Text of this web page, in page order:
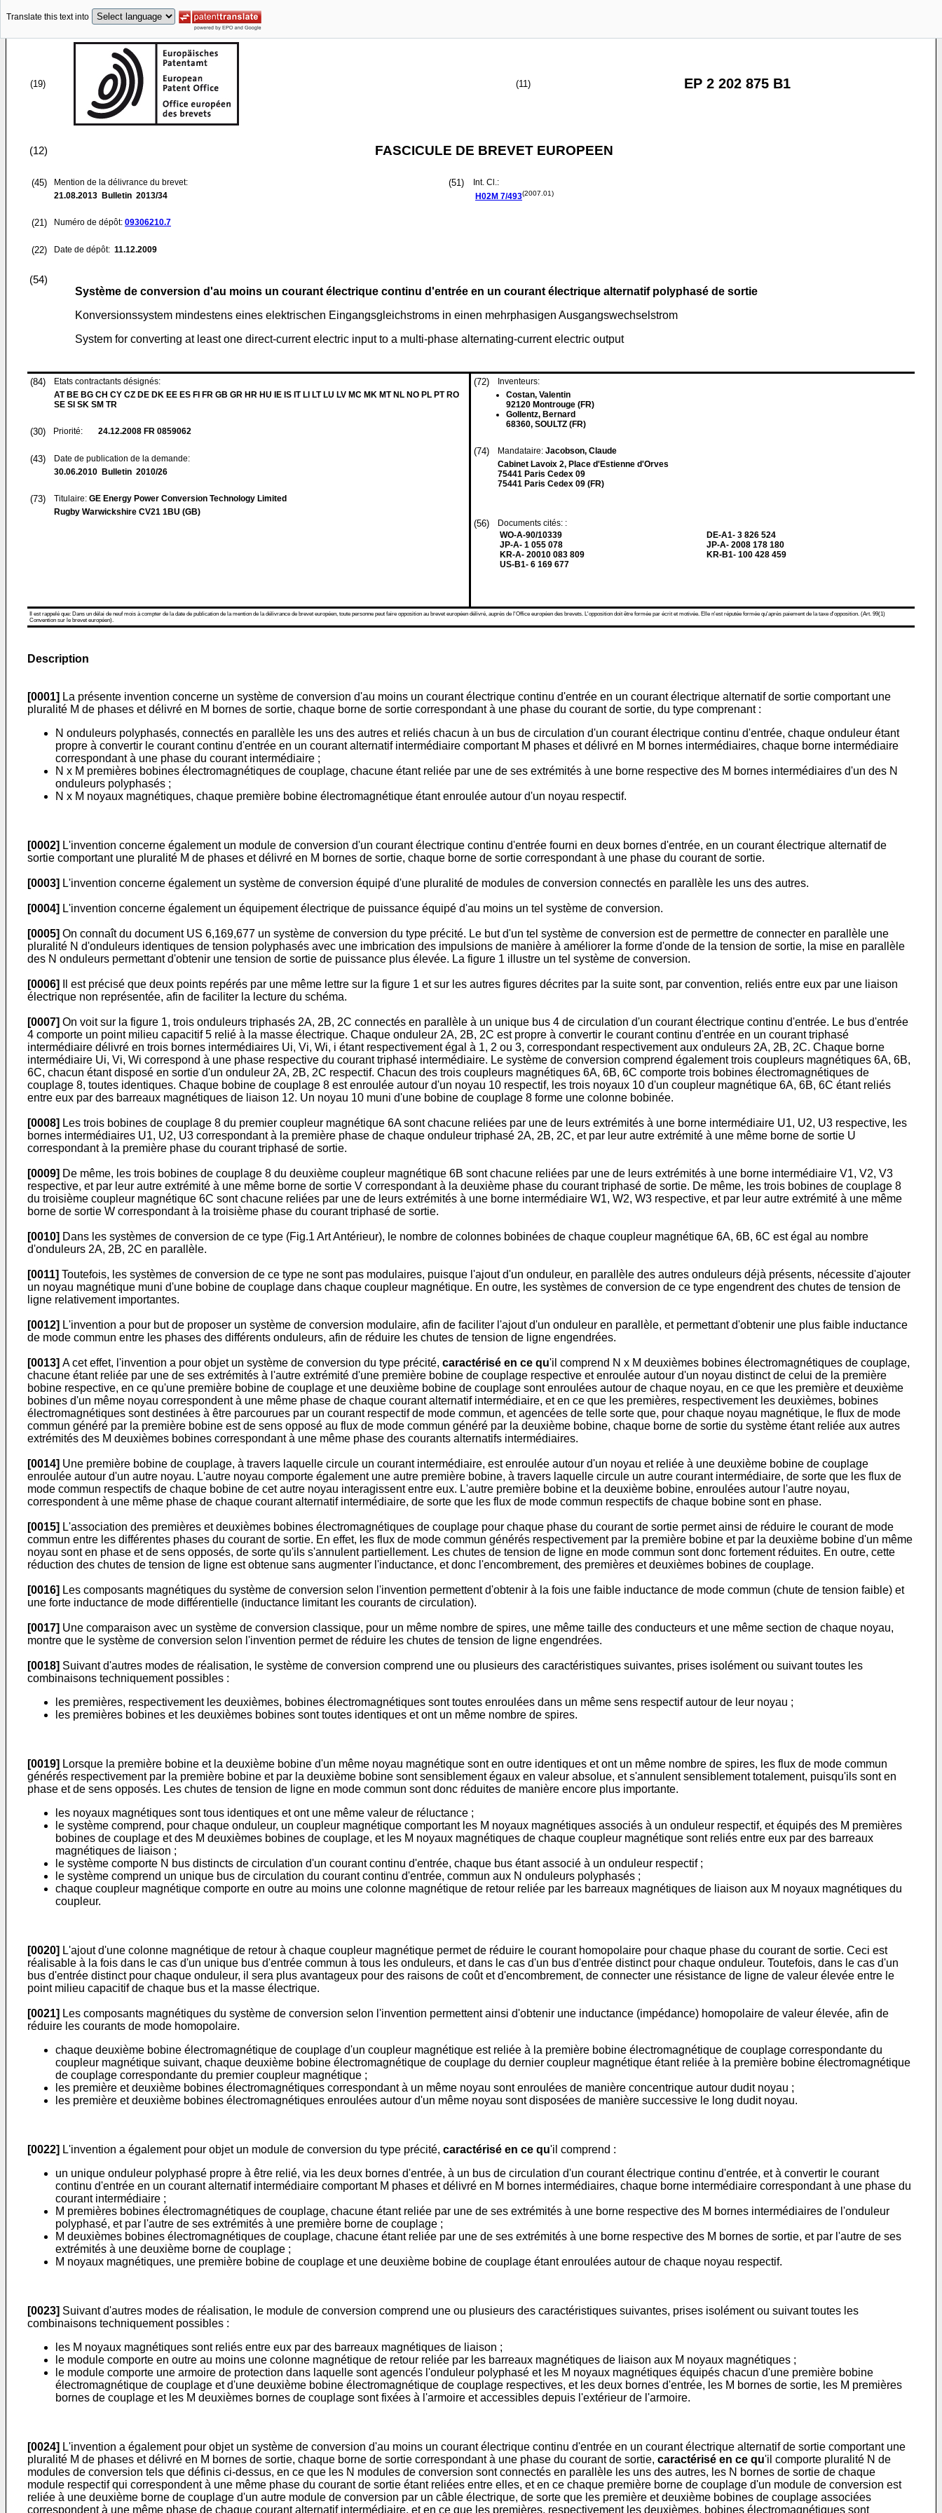
Translate this text into
(19) (11) EP 2 202 875 B1
(12) FASCICULE DE BREVET EUROPEEN
(45)
Mention de la délivrance du brevet:
21.08.2013 Bulletin 2013/34
(21) Numéro de dépôt: 09306210.7
(22) Date de dépôt: 11.12.2009
(51)
Int. Cl.:
H02M 7/493(2007.01)
(54)
Système de conversion d'au moins un courant électrique continu d'entrée en un courant électrique alternatif polyphasé de sortie
Konversionssystem mindestens eines elektrischen Eingangsgleichstroms in einen mehrphasigen Ausgangswechselstrom
System for converting at least one direct-current electric input to a multi-phase alternating-current electric output
(84)
Etats contractants désignés:
AT BE BG CH CY CZ DE DK EE ES FI FR GB GR HR HU IE IS IT LI LT LU LV MC MK MT NL NO PL PT RO
SE SI SK SM TR
(30) Priorité: 24.12.2008 FR 0859062
(43)
Date de publication de la demande:
30.06.2010 Bulletin 2010/26
(73) Titulaire: GE Energy Power Conversion Technology Limited
Rugby Warwickshire CV21 1BU (GB)
(72)
Inventeurs:
Costan, Valentin
92120 Montrouge (FR)
Gollentz, Bernard
68360, SOULTZ (FR)
(74) Mandataire: Jacobson, Claude
Cabinet Lavoix 2, Place d'Estienne d'Orves
75441 Paris Cedex 09
75441 Paris Cedex 09 (FR)
(56)
Documents cités: :
WO-A-90/10339
JP-A- 1 055 078
KR-A- 20010 083 809
US-B1- 6 169 677
DE-A1- 3 826 524
JP-A- 2008 178 180
KR-B1- 100 428 459
Il est rappelé que: Dans un délai de neuf mois à compter de la date de publication de la mention de la délivrance de brevet européen, toute personne peut faire opposition au brevet européen délivré, auprès de l'Office européen des brevets. L'opposition doit être formée par écrit et motivée. Elle n'est réputée formée qu'après paiement de la taxe d'opposition. (Art. 99(1)
Convention sur le brevet européen).
Description
[0001] La présente invention concerne un système de conversion d'au moins un courant électrique continu d'entrée en un courant électrique alternatif de sortie comportant une
pluralité M de phases et délivré en M bornes de sortie, chaque borne de sortie correspondant à une phase du courant de sortie, du type comprenant :
N onduleurs polyphasés, connectés en parallèle les uns des autres et reliés chacun à un bus de circulation d'un courant électrique continu d'entrée, chaque onduleur étant
propre à convertir le courant continu d'entrée en un courant alternatif intermédiaire comportant M phases et délivré en M bornes intermédiaires, chaque borne intermédiaire
correspondant à une phase du courant intermédiaire ;
N x M premières bobines électromagnétiques de couplage, chacune étant reliée par une de ses extrémités à une borne respective des M bornes intermédiaires d'un des N
onduleurs polyphasés ;
N x M noyaux magnétiques, chaque première bobine électromagnétique étant enroulée autour d'un noyau respectif.
[0002] L'invention concerne également un module de conversion d'un courant électrique continu d'entrée fourni en deux bornes d'entrée, en un courant électrique alternatif de
sortie comportant une pluralité M de phases et délivré en M bornes de sortie, chaque borne de sortie correspondant à une phase du courant de sortie.
[0003] L'invention concerne également un système de conversion équipé d'une pluralité de modules de conversion connectés en parallèle les uns des autres.
[0004] L'invention concerne également un équipement électrique de puissance équipé d'au moins un tel système de conversion.
[0005] On connaît du document US 6,169,677 un système de conversion du type précité. Le but d'un tel système de conversion est de permettre de connecter en parallèle une
pluralité N d'onduleurs identiques de tension polyphasés avec une imbrication des impulsions de manière à améliorer la forme d'onde de la tension de sortie, la mise en parallèle
des N onduleurs permettant d'obtenir une tension de sortie de puissance plus élevée. La figure 1 illustre un tel système de conversion.
[0006]
Il est précisé que deux points repérés par une même lettre sur la figure 1 et sur les autres figures décrites par la suite sont, par convention, reliés entre eux par une liaison
électrique non représentée, afin de faciliter la lecture du schéma.
[0007] On voit sur la figure 1, trois onduleurs triphasés 2A, 2B, 2C connectés en parallèle à un unique bus 4 de circulation d'un courant électrique continu d'entrée. Le bus d'entrée
4 comporte un point milieu capacitif 5 relié à la masse électrique. Chaque onduleur 2A, 2B, 2C est propre à convertir le courant continu d'entrée en un courant triphasé
intermédiaire délivré en trois bornes intermédiaires Ui, Vi, Wi, i étant respectivement égal à 1, 2 ou 3, correspondant respectivement aux onduleurs 2A, 2B, 2C. Chaque borne
intermédiaire Ui, Vi, Wi correspond à une phase respective du courant triphasé intermédiaire. Le système de conversion comprend également trois coupleurs magnétiques 6A, 6B,
6C, chacun étant disposé en sortie d'un onduleur 2A, 2B, 2C respectif. Chacun des trois coupleurs magnétiques 6A, 6B, 6C comporte trois bobines électromagnétiques de
couplage 8, toutes identiques. Chaque bobine de couplage 8 est enroulée autour d'un noyau 10 respectif, les trois noyaux 10 d'un coupleur magnétique 6A, 6B, 6C étant reliés
entre eux par des barreaux magnétiques de liaison 12. Un noyau 10 muni d'une bobine de couplage 8 forme une colonne bobinée.
[0008] Les trois bobines de couplage 8 du premier coupleur magnétique 6A sont chacune reliées par une de leurs extrémités à une borne intermédiaire U1, U2, U3 respective, les
bornes intermédiaires U1, U2, U3 correspondant à la première phase de chaque onduleur triphasé 2A, 2B, 2C, et par leur autre extrémité à une même borne de sortie U
correspondant à la première phase du courant triphasé de sortie.
[0009] De même, les trois bobines de couplage 8 du deuxième coupleur magnétique 6B sont chacune reliées par une de leurs extrémités à une borne intermédiaire V1, V2, V3
respective, et par leur autre extrémité à une même borne de sortie V correspondant à la deuxième phase du courant triphasé de sortie. De même, les trois bobines de couplage 8
du troisième coupleur magnétique 6C sont chacune reliées par une de leurs extrémités à une borne intermédiaire W1, W2, W3 respective, et par leur autre extrémité à une même
borne de sortie W correspondant à la troisième phase du courant triphasé de sortie.
[0010] Dans les systèmes de conversion de ce type (Fig.1 Art Antérieur), le nombre de colonnes bobinées de chaque coupleur magnétique 6A, 6B, 6C est égal au nombre
d'onduleurs 2A, 2B, 2C en parallèle.
[0011] Toutefois, les systèmes de conversion de ce type ne sont pas modulaires, puisque l'ajout d'un onduleur, en parallèle des autres onduleurs déjà présents, nécessite d'ajouter
un noyau magnétique muni d'une bobine de couplage dans chaque coupleur magnétique. En outre, les systèmes de conversion de ce type engendrent des chutes de tension de
ligne relativement importantes.
[0012] L'invention a pour but de proposer un système de conversion modulaire, afin de faciliter l'ajout d'un onduleur en parallèle, et permettant d'obtenir une plus faible inductance
de mode commun entre les phases des différents onduleurs, afin de réduire les chutes de tension de ligne engendrées.
[0013] A cet effet, l'invention a pour objet un système de conversion du type précité, caractérisé en ce qu'il comprend N x M deuxièmes bobines électromagnétiques de couplage,
chacune étant reliée par une de ses extrémités à l'autre extrémité d'une première bobine de couplage respective et enroulée autour d'un noyau distinct de celui de la première
bobine respective, en ce qu'une première bobine de couplage et une deuxième bobine de couplage sont enroulées autour de chaque noyau, en ce que les première et deuxième
bobines d'un même noyau correspondent à une même phase de chaque courant alternatif intermédiaire, et en ce que les premières, respectivement les deuxièmes, bobines
électromagnétiques sont destinées à être parcourues par un courant respectif de mode commun, et agencées de telle sorte que, pour chaque noyau magnétique, le flux de mode
commun généré par la première bobine est de sens opposé au flux de mode commun généré par la deuxième bobine, chaque borne de sortie du système étant reliée aux autres
extrémités des M deuxièmes bobines correspondant à une même phase des courants alternatifs intermédiaires.
[0014] Une première bobine de couplage, à travers laquelle circule un courant intermédiaire, est enroulée autour d'un noyau et reliée à une deuxième bobine de couplage
enroulée autour d'un autre noyau. L'autre noyau comporte également une autre première bobine, à travers laquelle circule un autre courant intermédiaire, de sorte que les flux de
mode commun respectifs de chaque bobine de cet autre noyau interagissent entre eux. L'autre première bobine et la deuxième bobine, enroulées autour l'autre noyau,
correspondent à une même phase de chaque courant alternatif intermédiaire, de sorte que les flux de mode commun respectifs de chaque bobine sont en phase.
[0015] L'association des premières et deuxièmes bobines électromagnétiques de couplage pour chaque phase du courant de sortie permet ainsi de réduire le courant de mode
commun entre les différentes phases du courant de sortie. En effet, les flux de mode commun générés respectivement par la première bobine et par la deuxième bobine d'un même
noyau sont en phase et de sens opposés, de sorte qu'ils s'annulent partiellement. Les chutes de tension de ligne en mode commun sont donc fortement réduites. En outre, cette
réduction des chutes de tension de ligne est obtenue sans augmenter l'inductance, et donc l'encombrement, des premières et deuxièmes bobines de couplage.
[0016] Les composants magnétiques du système de conversion selon l'invention permettent d'obtenir à la fois une faible inductance de mode commun (chute de tension faible) et
une forte inductance de mode différentielle (inductance limitant les courants de circulation).
[0017] Une comparaison avec un système de conversion classique, pour un même nombre de spires, une même taille des conducteurs et une même section de chaque noyau,
montre que le système de conversion selon l'invention permet de réduire les chutes de tension de ligne engendrées.
[0018] Suivant d'autres modes de réalisation, le système de conversion comprend une ou plusieurs des caractéristiques suivantes, prises isolément ou suivant toutes les
combinaisons techniquement possibles :
les premières, respectivement les deuxièmes, bobines électromagnétiques sont toutes enroulées dans un même sens respectif autour de leur noyau ;
les premières bobines et les deuxièmes bobines sont toutes identiques et ont un même nombre de spires.
[0019] Lorsque la première bobine et la deuxième bobine d'un même noyau magnétique sont en outre identiques et ont un même nombre de spires, les flux de mode commun
générés respectivement par la première bobine et par la deuxième bobine sont sensiblement égaux en valeur absolue, et s'annulent sensiblement totalement, puisqu'ils sont en
phase et de sens opposés. Les chutes de tension de ligne en mode commun sont donc réduites de manière encore plus importante.
les noyaux magnétiques sont tous identiques et ont une même valeur de réluctance ;
le système comprend, pour chaque onduleur, un coupleur magnétique comportant les M noyaux magnétiques associés à un onduleur respectif, et équipés des M premières
bobines de couplage et des M deuxièmes bobines de couplage, et les M noyaux magnétiques de chaque coupleur magnétique sont reliés entre eux par des barreaux
magnétiques de liaison ;
le système comporte N bus distincts de circulation d'un courant continu d'entrée, chaque bus étant associé à un onduleur respectif ;
le système comprend un unique bus de circulation du courant continu d'entrée, commun aux N onduleurs polyphasés ;
chaque coupleur magnétique comporte en outre au moins une colonne magnétique de retour reliée par les barreaux magnétiques de liaison aux M noyaux magnétiques du
coupleur.
[0020] L'ajout d'une colonne magnétique de retour à chaque coupleur magnétique permet de réduire le courant homopolaire pour chaque phase du courant de sortie. Ceci est
réalisable à la fois dans le cas d'un unique bus d'entrée commun à tous les onduleurs, et dans le cas d'un bus d'entrée distinct pour chaque onduleur. Toutefois, dans le cas d'un
bus d'entrée distinct pour chaque onduleur, il sera plus avantageux pour des raisons de coût et d'encombrement, de connecter une résistance de ligne de valeur élevée entre le
point milieu capacitif de chaque bus et la masse électrique.
[0021] Les composants magnétiques du système de conversion selon l'invention permettent ainsi d'obtenir une inductance (impédance) homopolaire de valeur élevée, afin de
réduire les courants de mode homopolaire.
chaque deuxième bobine électromagnétique de couplage d'un coupleur magnétique est reliée à la première bobine électromagnétique de couplage correspondante du
coupleur magnétique suivant, chaque deuxième bobine électromagnétique de couplage du dernier coupleur magnétique étant reliée à la première bobine électromagnétique
de couplage correspondante du premier coupleur magnétique ;
les première et deuxième bobines électromagnétiques correspondant à un même noyau sont enroulées de manière concentrique autour dudit noyau ;
les première et deuxième bobines électromagnétiques enroulées autour d'un même noyau sont disposées de manière successive le long dudit noyau.
[0022] L'invention a également pour objet un module de conversion du type précité, caractérisé en ce qu'il comprend :
un unique onduleur polyphasé propre à être relié, via les deux bornes d'entrée, à un bus de circulation d'un courant électrique continu d'entrée, et à convertir le courant
continu d'entrée en un courant alternatif intermédiaire comportant M phases et délivré en M bornes intermédiaires, chaque borne intermédiaire correspondant à une phase du
courant intermédiaire ;
M premières bobines électromagnétiques de couplage, chacune étant reliée par une de ses extrémités à une borne respective des M bornes intermédiaires de l'onduleur
polyphasé, et par l'autre de ses extrémités à une première borne de couplage ;
M deuxièmes bobines électromagnétiques de couplage, chacune étant reliée par une de ses extrémités à une borne respective des M bornes de sortie, et par l'autre de ses
extrémités à une deuxième borne de couplage ;
M noyaux magnétiques, une première bobine de couplage et une deuxième bobine de couplage étant enroulées autour de chaque noyau respectif.
[0023] Suivant d'autres modes de réalisation, le module de conversion comprend une ou plusieurs des caractéristiques suivantes, prises isolément ou suivant toutes les
combinaisons techniquement possibles :
les M noyaux magnétiques sont reliés entre eux par des barreaux magnétiques de liaison ;
le module comporte en outre au moins une colonne magnétique de retour reliée par les barreaux magnétiques de liaison aux M noyaux magnétiques ;
le module comporte une armoire de protection dans laquelle sont agencés l'onduleur polyphasé et les M noyaux magnétiques équipés chacun d'une première bobine
électromagnétique de couplage et d'une deuxième bobine électromagnétique de couplage respectives, et les deux bornes d'entrée, les M bornes de sortie, les M premières
bornes de couplage et les M deuxièmes bornes de couplage sont fixées à l'armoire et accessibles depuis l'extérieur de l'armoire.
[0024] L'invention a également pour objet un système de conversion d'au moins un courant électrique continu d'entrée en un courant électrique alternatif de sortie comportant une
pluralité M de phases et délivré en M bornes de sortie, chaque borne de sortie correspondant à une phase du courant de sortie, caractérisé en ce qu'il comporte pluralité N de
modules de conversion tels que définis ci-dessus, en ce que les N modules de conversion sont connectés en parallèle les uns des autres, les N bornes de sortie de chaque
module respectif qui correspondent à une même phase du courant de sortie étant reliées entre elles, et en ce chaque première borne de couplage d'un module de conversion est
reliée à une deuxième borne de couplage d'un autre module de conversion par un câble électrique, de sorte que les première et deuxième bobines de couplage associées
correspondent à une même phase de chaque courant alternatif intermédiaire, et en ce que les premières, respectivement les deuxièmes, bobines électromagnétiques sont